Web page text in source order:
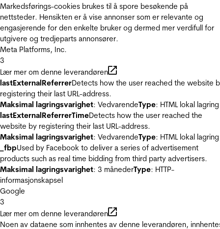
Markedsførings-cookies brukes til å spore besøkende på
nettsteder. Hensikten er å vise annonser som er relevante og
engasjerende for den enkelte bruker og dermed mer verdifull for
utgivere og tredjeparts annonsører.
Meta Platforms, Inc.
3
Lær mer om denne leverandøren
lastExternalReferrerDetects how the user reached the website
registering their last URL-address.
Maksimal lagringsvarighet: VedvarendeType: HTML lokal lagring
lastExternalReferrerTimeDetects how the user reached the
website by registering their last URL-address.
Maksimal lagringsvarighet: VedvarendeType: HTML lokal lagring
_fbpUsed by Facebook to deliver a series of advertisement
products such as real time bidding from third party advertisers.
Maksimal lagringsvarighet: 3 månederType: HTTP-
informasjonskapsel
Google
3
Lær mer om denne leverandøren
Noen av dataene som innhentes av denne leverandøren,